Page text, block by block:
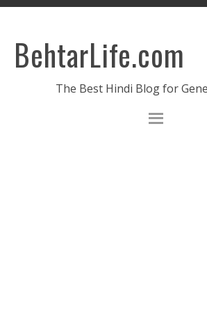
BehtarLife.com
The Best Hindi Blog for